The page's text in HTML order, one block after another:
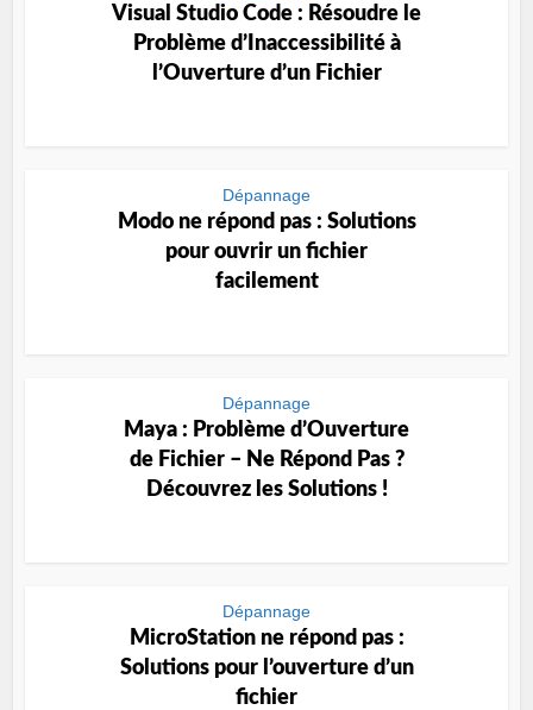
Visual Studio Code : Résoudre le
Problème d’Inaccessibilité à
l’Ouverture d’un Fichier
Dépannage
Modo ne répond pas : Solutions
pour ouvrir un fichier
facilement
Dépannage
Maya : Problème d’Ouverture
de Fichier – Ne Répond Pas ?
Découvrez les Solutions !
Dépannage
MicroStation ne répond pas :
Solutions pour l’ouverture d’un
fichier